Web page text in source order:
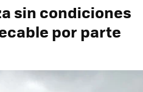
sin condiciones
por parte